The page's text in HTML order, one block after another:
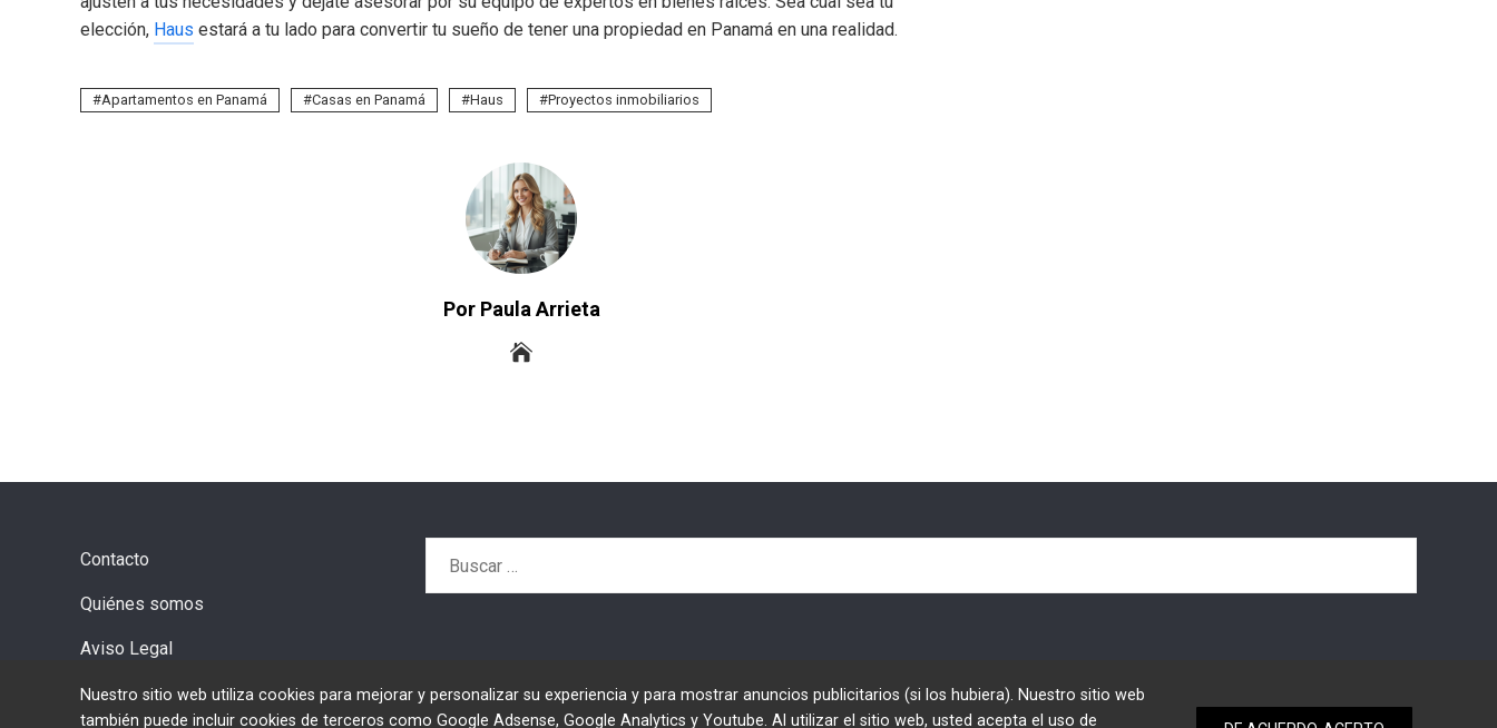
Nuestro sitio web utiliza cookies para mejorar y personalizar su experiencia y para mostrar anuncios publicitarios (si los hubiera). Nuestro sitio web
también puede incluir cookies de terceros como Google Adsense, Google Analytics y Youtube. Al utilizar el sitio web, usted acepta el uso de
elección, Haus estará a tu lado para convertir tu sueño de tener una propiedad en Panamá en una realidad.
Apartamentos en Panamá Casas en Panamá Haus Proyectos inmobiliarios
Por Paula Arrieta
Contacto
Quiénes somos
Aviso Legal